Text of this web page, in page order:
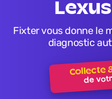
Fixter vous donne le meilleur prix pour votre
diagnostic
Collecte
de